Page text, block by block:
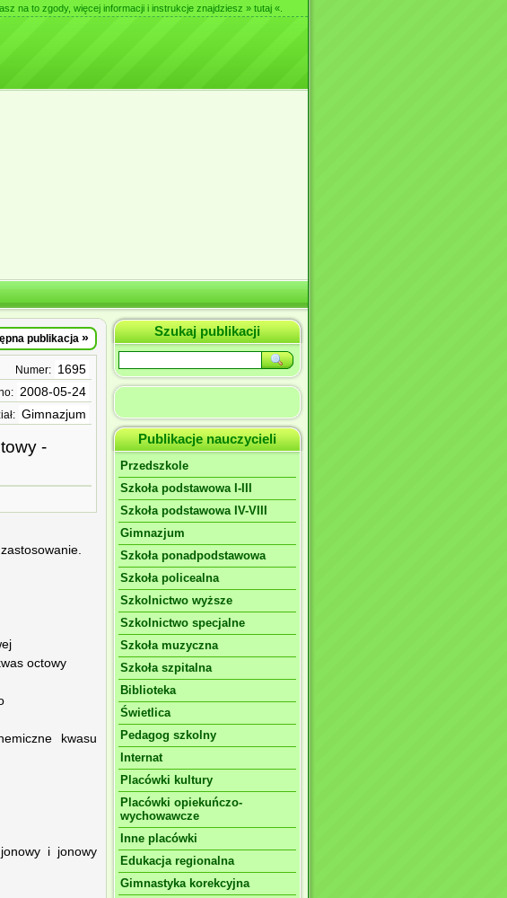
na to zgody, więcej informacji i instrukcje znajdziesz » tutaj «
publikacja »
Numer: 1695
2008-05-24
Gimnazjum
-
octowy
kwasu
i jonowy
Szukaj publikacji
Publikacje nauczycieli
Przedszkole
Szkoła podstawowa I-III
Szkoła podstawowa IV-VIII
Gimnazjum
Szkoła ponadpodstawowa
Szkoła policealna
Szkolnictwo wyższe
Szkolnictwo specjalne
Szkoła muzyczna
Szkoła szpitalna
Biblioteka
Świetlica
Pedagog szkolny
Internat
Placówki kultury
Placówki opiekuńczo-
wychowawcze
Inne placówki
Edukacja regionalna
Gimnastyka korekcyjna